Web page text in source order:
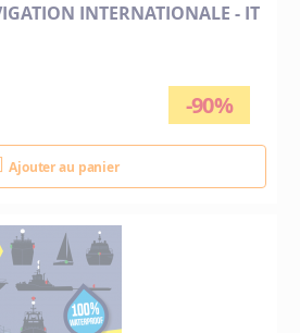
INTERNATIONALE - IT
-90%
Ajouter au panier